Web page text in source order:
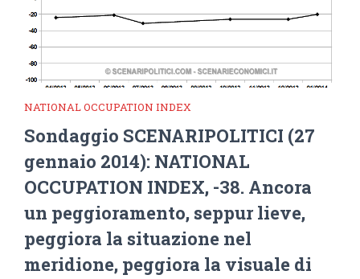
NATIONAL OCCUPATION INDEX
Sondaggio SCENARIPOLITICI (27
gennaio 2014): NATIONAL
OCCUPATION INDEX, -38. Ancora
un peggioramento, seppur lieve,
peggiora la situazione nel
meridione, peggiora la visuale di